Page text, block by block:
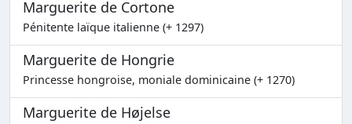
Marguerite de Cortone
Pénitente laïque italienne (+ 1297)
Marguerite de Hongrie
Princesse hongroise, moniale dominicaine (+ 1270)
Marguerite de Højelse